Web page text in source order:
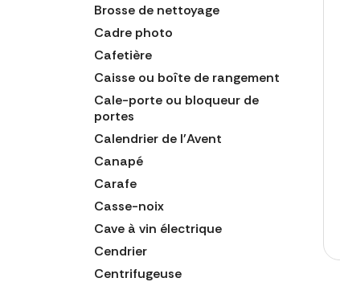
Brosse de nettoyage
Cadre photo
Cafetière
Caisse ou boîte de rangement
Cale-porte ou bloqueur de
portes
Calendrier de l'Avent
Canapé
Carafe
Casse-noix
Cave à vin électrique
Cendrier
Centrifugeuse